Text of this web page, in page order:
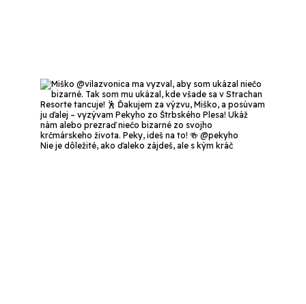
Nie je dôležité, ako ďaleko zájdeš, ale s kým kráč